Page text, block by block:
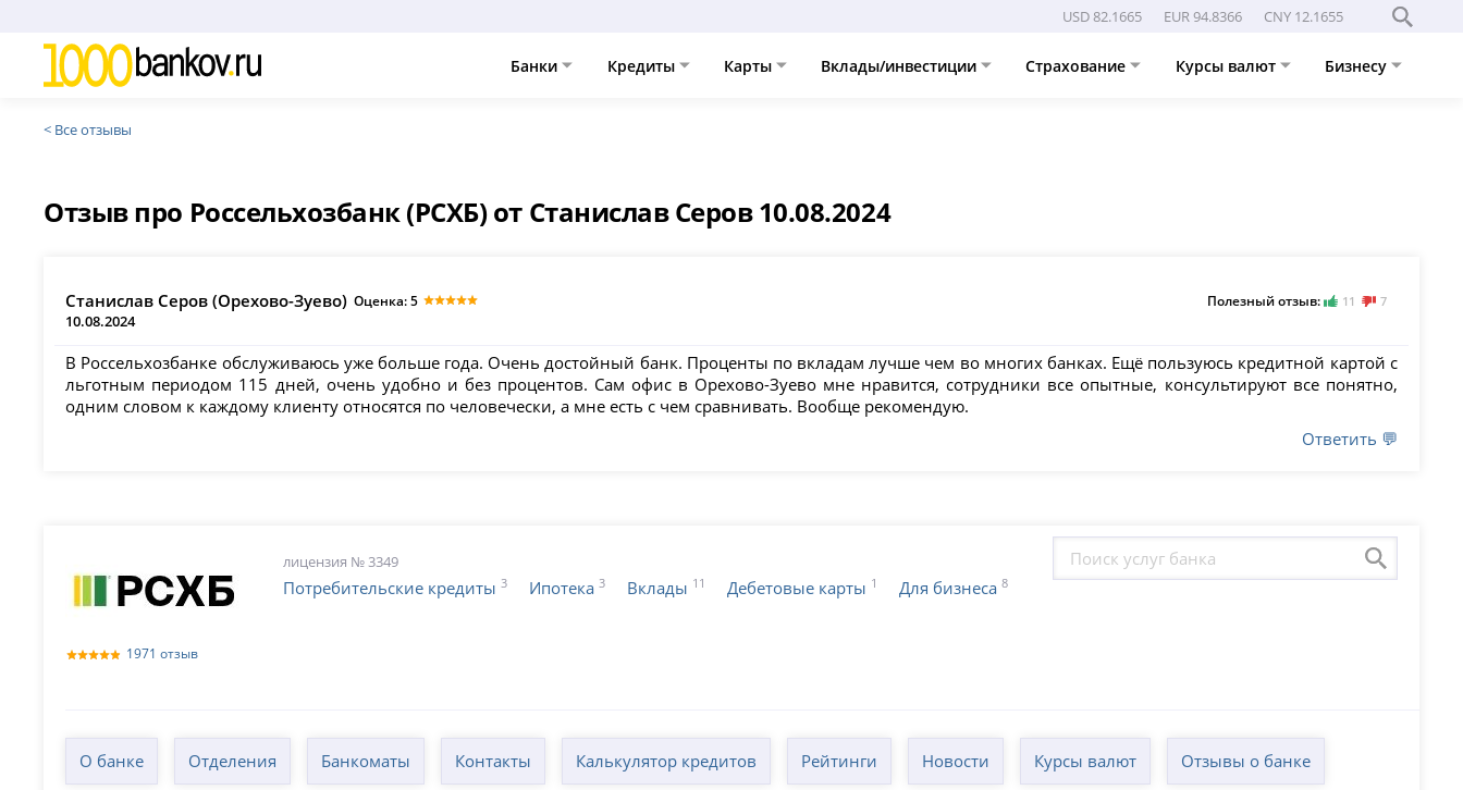
USD 82.1665 EUR 94.8366 CNY 12.1655
Банки Кредиты Карты Вклады/инвестиции Страхование Курсы валют Бизнесу
< Все отзывы
Отзыв про Россельхозбанк (РСХБ) от Станислав Серов 10.08.2024
Станислав Серов (Орехово-Зуево)
10.08.2024
Оценка: 5 Полезный отзыв: 11 7
В Россельхозбанке обслуживаюсь уже больше года. Очень достойный банк. Проценты по вкладам лучше чем во многих банках. Ещё пользуюсь кредитной картой с
льготным периодом 115 дней, очень удобно и без процентов. Сам офис в Орехово-Зуево мне нравится, сотрудники все опытные, консультируют все понятно,
одним словом к каждому клиенту относятся по человечески, а мне есть с чем сравнивать. Вообще рекомендую.
Ответить 💬
1971 отзыв
лицензия № 3349
Потребительские кредиты 3 Ипотека 3 Вклады 11 Дебетовые карты 1 Для бизнеса 8
О банке Отделения Банкоматы Контакты Калькулятор кредитов Рейтинги Новости Курсы валют Отзывы о банке